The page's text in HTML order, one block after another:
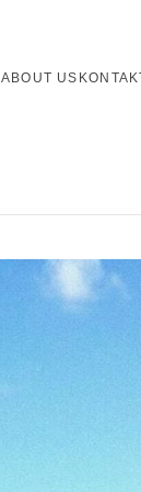
ABOUT US